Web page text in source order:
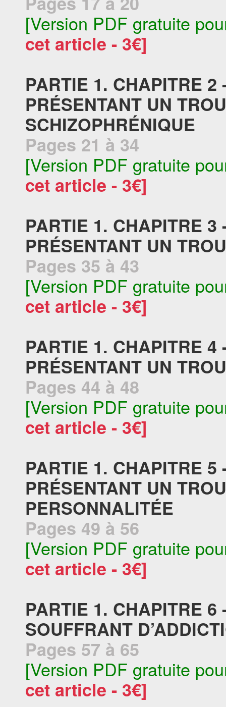
[Version PDF gratuite
cet article - 3€]
PARTIE 1. CHAPITRE 2
PRÉSENTANT UN
SCHIZOPHRÉNIQUE
Pages 21 à 34
[Version PDF gratuite
cet article - 3€]
PARTIE 1. CHAPITRE 3
PRÉSENTANT UN
Pages 35 à 43
[Version PDF gratuite
cet article - 3€]
PARTIE 1. CHAPITRE 4
PRÉSENTANT UN
Pages 44 à 48
[Version PDF gratuite
cet article - 3€]
PARTIE 1. CHAPITRE 5
PRÉSENTANT UN
PERSONNALITÉE
Pages 49 à 56
[Version PDF gratuite
cet article - 3€]
PARTIE 1. CHAPITRE 6
SOUFFRANT
Pages 57 à 65
[Version PDF gratuite
cet article - 3€]